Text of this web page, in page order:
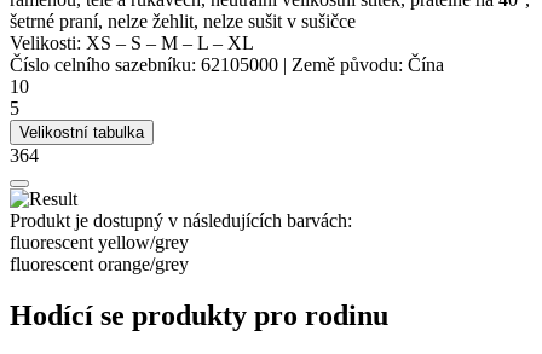
šetrné praní, nelze žehlit, nelze sušit v sušičce
Velikosti: XS – S – M – L – XL
Číslo celního sazebníku: 62105000 | Země původu: Čína
10
5
Velikostní tabulka
364
Produkt je dostupný v následujících barvách:
fluorescent yellow/​grey
fluorescent orange/​grey
Hodící se produkty pro rodinu